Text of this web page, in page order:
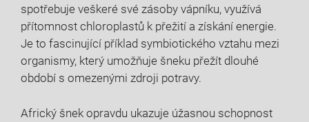
spotřebuje veškeré své zásoby vápníku, využívá
přítomnost chloroplastů k přežití a získání energie.
Je to fascinující příklad symbiotického vztahu mezi
organismy, který umožňuje šneku přežít dlouhé
období s omezenými zdroji potravy.
Africký šnek opravdu ukazuje úžasnou schopnost